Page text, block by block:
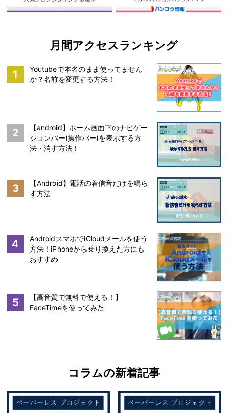
月間アクセスランキング
1
Youtubeで本名のまま使ってません
か？名前を変更する方法！
2
【android】ホーム画面下のナビゲー
ションバー(操作バー)を表示する方
法・消す方法！
3
【Android】電話の着信音だけを鳴ら
す方法
4
AndroidスマホでiCloudメールを使う
方法！iPhoneから乗り換えた方にも
おすすめ
5
【高音質で無料で使える！】
FaceTimeを使ってみた
コラムの新着記事